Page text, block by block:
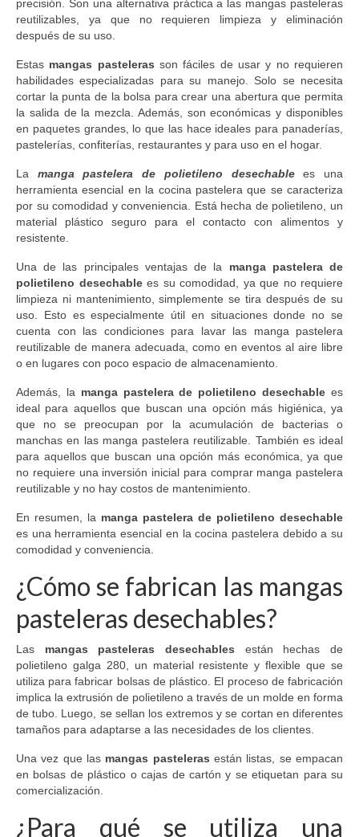
precisión. Son una alternativa práctica a las mangas pasteleras
reutilizables, ya que no requieren limpieza y eliminación
después de su uso.
Estas mangas pasteleras son fáciles de usar y no requieren
habilidades especializadas para su manejo. Solo se necesita
cortar la punta de la bolsa para crear una abertura que permita
la salida de la mezcla. Además, son económicas y disponibles
en paquetes grandes, lo que las hace ideales para panaderías,
pastelerías, confiterías, restaurantes y para uso en el hogar.
La manga pastelera de polietileno desechablees una
herramienta esencial en la cocina pastelera que se caracteriza
por su comodidad y conveniencia. Está hecha de polietileno, un
material plástico seguro para el contacto con alimentos y
resistente.
Una de las principales ventajas de la manga pastelera de
polietileno desechablees su comodidad, ya que no requiere
limpieza ni mantenimiento, simplemente se tira después de su
uso. Esto es especialmente útil en situaciones donde no se
cuenta con las condiciones para lavar las manga pastelera
reutilizable de manera adecuada, como en eventos al aire libre
o en lugares con poco espacio de almacenamiento.
Además, la manga pastelera de polietileno desechable es
ideal para aquellos que buscan una opción más higiénica, ya
que no se preocupan por la acumulación de bacterias o
manchas en las manga pastelera reutilizable. También es ideal
para aquellos que buscan una opción más económica, ya que
no requiere una inversión inicial para comprar manga pastelera
reutilizable y no hay costos de mantenimiento.
En resumen, la manga pastelera de polietileno desechable
es una herramienta esencial en la cocina pastelera debido a su
comodidad y conveniencia.
¿Cómo se fabrican las mangas
pasteleras desechables?
Las mangas pasteleras desechables están hechas de
polietileno galga 280, un material resistente y flexible que se
utiliza para fabricar bolsas de plástico. El proceso de fabricación
implica la extrusión de polietileno a través de un molde en forma
de tubo. Luego, se sellan los extremos y se cortan en diferentes
tamaños para adaptarse a las necesidades de los clientes.
Una vez que las mangas pasteleras están listas, se empacan
en bolsas de plástico o cajas de cartón y se etiquetan para su
comercialización.
¿Para qué se utiliza una